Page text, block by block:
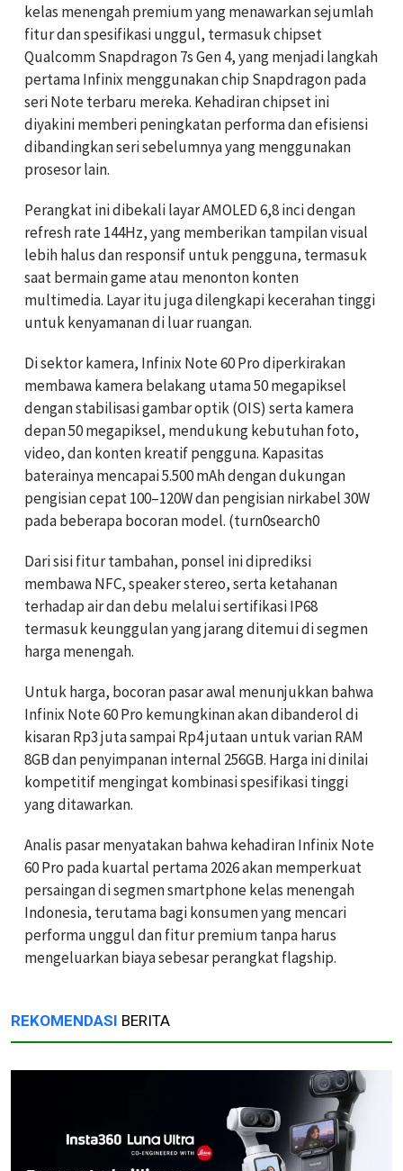
kelas menengah premium yang menawarkan sejumlah
fitur dan spesifikasi unggul, termasuk chipset
Qualcomm Snapdragon 7s Gen 4, yang menjadi langkah
pertama Infinix menggunakan chip Snapdragon pada
seri Note terbaru mereka. Kehadiran chipset ini
diyakini memberi peningkatan performa dan efisiensi
dibandingkan seri sebelumnya yang menggunakan
prosesor lain.
Perangkat ini dibekali layar AMOLED 6,8 inci dengan
refresh rate 144Hz, yang memberikan tampilan visual
lebih halus dan responsif untuk pengguna, termasuk
saat bermain game atau menonton konten
multimedia. Layar itu juga dilengkapi kecerahan tinggi
untuk kenyamanan di luar ruangan.
Di sektor kamera, Infinix Note 60 Pro diperkirakan
membawa kamera belakang utama 50 megapiksel
dengan stabilisasi gambar optik (OIS) serta kamera
depan 50 megapiksel, mendukung kebutuhan foto,
video, dan konten kreatif pengguna. Kapasitas
baterainya mencapai 5.500 mAh dengan dukungan
pengisian cepat 100–120W dan pengisian nirkabel 30W
pada beberapa bocoran model. (turn0search0
Dari sisi fitur tambahan, ponsel ini diprediksi
membawa NFC, speaker stereo, serta ketahanan
terhadap air dan debu melalui sertifikasi IP68
termasuk keunggulan yang jarang ditemui di segmen
harga menengah.
Untuk harga, bocoran pasar awal menunjukkan bahwa
Infinix Note 60 Pro kemungkinan akan dibanderol di
kisaran Rp3 juta sampai Rp4 jutaan untuk varian RAM
8GB dan penyimpanan internal 256GB. Harga ini dinilai
kompetitif mengingat kombinasi spesifikasi tinggi
yang ditawarkan.
Analis pasar menyatakan bahwa kehadiran Infinix Note
60 Pro pada kuartal pertama 2026 akan memperkuat
persaingan di segmen smartphone kelas menengah
Indonesia, terutama bagi konsumen yang mencari
performa unggul dan fitur premium tanpa harus
mengeluarkan biaya sebesar perangkat flagship.
REKOMENDASI BERITA